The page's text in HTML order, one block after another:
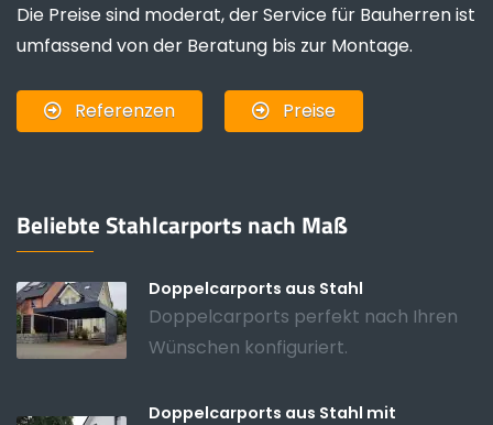
Die Preise sind moderat, der Service für Bauherren ist
umfassend von der Beratung bis zur Montage.
Referenzen Preise
Beliebte Stahlcarports nach Maß
Doppelcarports aus Stahl
Doppelcarports perfekt nach Ihren
Wünschen konfiguriert.
Doppelcarports aus Stahl mit